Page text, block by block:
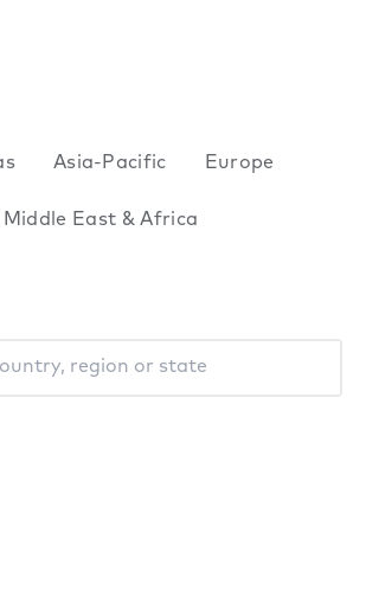
Asia-Pacific Europe
Middle East & Africa